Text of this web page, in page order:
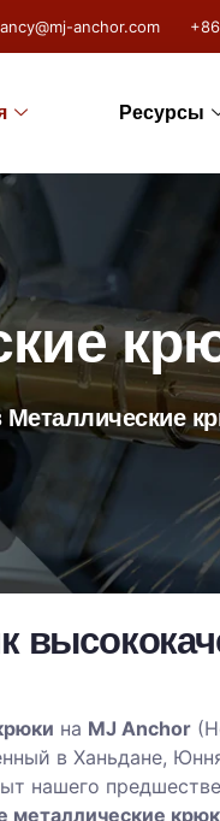
anchor.com
Ресурсы
Металлические
на MJ Anchor
в Ханьдане,
нашего